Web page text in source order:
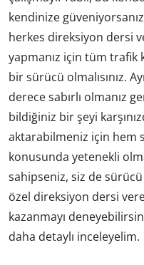
kendinize
herkes direksiyon dersi
yapmanız için tüm trafik
bir sürücü olmalısınız.
derece sabırlı olmanız
bildiğiniz bir şeyi
aktarabilmeniz için hem
konusunda yetenekli
sahipseniz, siz de
özel direksiyon dersi
kazanmayı
daha detaylı inceleyelim.